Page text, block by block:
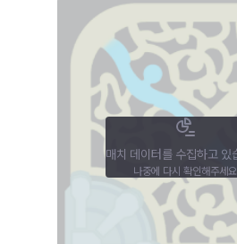
매치 데이터를 수집하고 있
나중에 다시 확인해주세요.